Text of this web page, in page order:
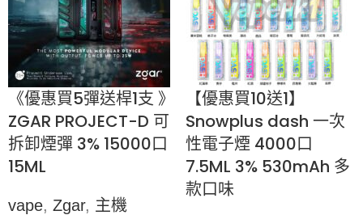
《優惠買5彈送桿1支 》
ZGAR PROJECT-D 可
拆卸煙彈 3% 15000口
15ML
vape, Zgar, 主機
【優惠買10送1】
Snowplus dash 一次
性電子煙 4000口
7.5ML 3% 530mAh 多
款口味